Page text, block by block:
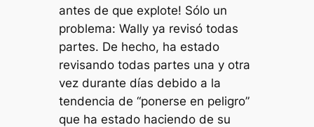
antes de que explote! Sólo un
problema: Wally ya revisó todas
partes. De hecho, ha estado
revisando todas partes una y otra
vez durante días debido a la
tendencia de “ponerse en peligro”
que ha estado haciendo de su